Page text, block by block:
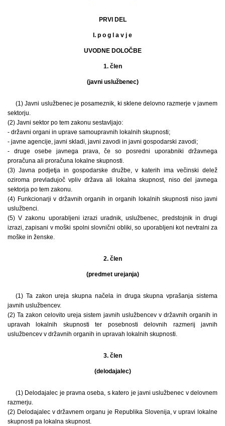
PRVI DEL
I. p o g l a v j e
UVODNE DOLOČBE
1. člen
(javni uslužbenec)
(1) Javni uslužbenec je posameznik, ki sklene delovno razmerje v javnem
sektorju.
(2) Javni sektor po tem zakonu sestavljajo:
- državni organi in uprave samoupravnih lokalnih skupnosti;
- javne agencije, javni skladi, javni zavodi in javni gospodarski zavodi;
- druge osebe javnega prava, če so posredni uporabniki državnega
proračuna ali proračuna lokalne skupnosti.
(3) Javna podjetja in gospodarske družbe, v katerih ima večinski delež
oziroma prevladujoč vpliv država ali lokalna skupnost, niso del javnega
sektorja po tem zakonu.
(4) Funkcionarji v državnih organih in organih lokalnih skupnosti niso javni
uslužbenci.
(5) V zakonu uporabljeni izrazi uradnik, uslužbenec, predstojnik in drugi
izrazi, zapisani v moški spolni slovnični obliki, so uporabljeni kot nevtralni za
moške in ženske.
2. člen
(predmet urejanja)
(1) Ta zakon ureja skupna načela in druga skupna vprašanja sistema
javnih uslužbencev.
(2) Ta zakon celovito ureja sistem javnih uslužbencev v državnih organih in
upravah lokalnih skupnosti ter posebnosti delovnih razmerij javnih
uslužbencev v državnih organih in upravah lokalnih skupnosti.
3. člen
(delodajalec)
(1) Delodajalec je pravna oseba, s katero je javni uslužbenec v delovnem
razmerju.
(2) Delodajalec v državnem organu je Republika Slovenija, v upravi lokalne
skupnosti pa lokalna skupnost.